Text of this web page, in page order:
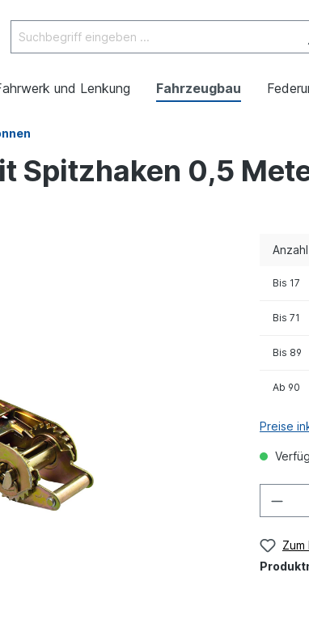
und Lenkung Fahrzeugbau
Spitzhaken 0,5
Anzahl
Bis 17
Bis 71
Bis 89
Ab 90
Preise